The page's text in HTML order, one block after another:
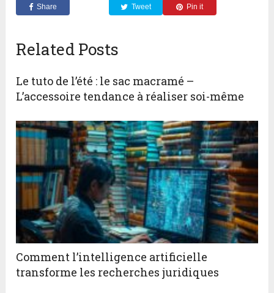
Share Tweet Pin it
Related Posts
Le tuto de l’été : le sac macramé –
L’accessoire tendance à réaliser soi-même
Comment l’intelligence artificielle
transforme les recherches juridiques